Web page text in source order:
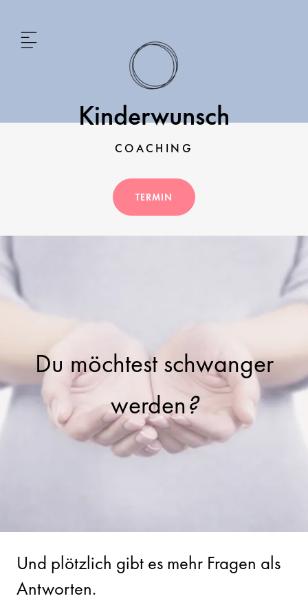
Kinderwunsch
COACHING
TERMIN
Du möchtest schwanger
werden?
Und plötzlich gibt es mehr Fragen als
Antworten.